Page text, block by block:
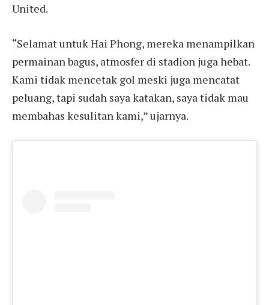
United.
“Selamat untuk Hai Phong, mereka menampilkan
permainan bagus, atmosfer di stadion juga hebat.
Kami tidak mencetak gol meski juga mencatat
peluang, tapi sudah saya katakan, saya tidak mau
membahas kesulitan kami,” ujarnya.